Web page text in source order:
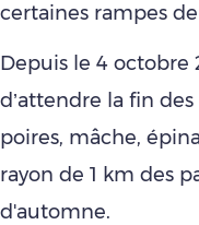
certaines rampes
Depuis le 4
d’attendre la fin
poires, mâche,
rayon de 1 km des
d'automne.